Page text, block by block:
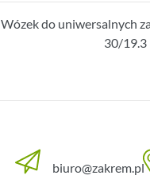
Wózek do uniwersalnych
30/19.3
biuro@zakrem.pl